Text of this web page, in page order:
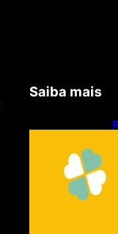
Saiba mais